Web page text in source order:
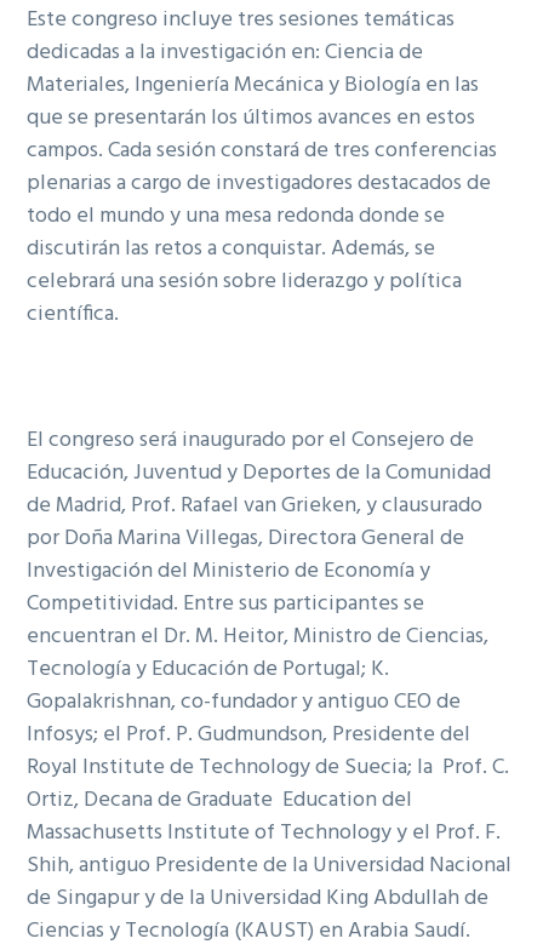
Este congreso incluye tres sesiones temáticas
dedicadas a la investigación en: Ciencia de
Materiales, Ingeniería Mecánica y Biología en las
que se presentarán los últimos avances en estos
campos. Cada sesión constará de tres conferencias
plenarias a cargo de investigadores destacados de
todo el mundo y una mesa redonda donde se
discutirán las retos a conquistar. Además, se
celebrará una sesión sobre liderazgo y política
científica.
El congreso será inaugurado por el Consejero de
Educación, Juventud y Deportes de la Comunidad
de Madrid, Prof. Rafael van Grieken, y clausurado
por Doña Marina Villegas, Directora General de
Investigación del Ministerio de Economía y
Competitividad. Entre sus participantes se
encuentran el Dr. M. Heitor, Ministro de Ciencias,
Tecnología y Educación de Portugal; K.
Gopalakrishnan, co-fundador y antiguo CEO de
Infosys; el Prof. P. Gudmundson, Presidente del
Royal Institute de Technology de Suecia; la Prof. C.
Ortiz, Decana de Graduate Education del
Massachusetts Institute of Technology y el Prof. F.
Shih, antiguo Presidente de la Universidad Nacional
de Singapur y de la Universidad King Abdullah de
Ciencias y Tecnología (KAUST) en Arabia Saudí.